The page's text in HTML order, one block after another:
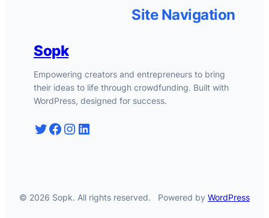
Sopk
Empowering creators and entrepreneurs to bring
their ideas to life through crowdfunding. Built with
WordPress, designed for success.
Twitter Facebook Instagram LinkedIn
Site Navigation
© 2026 Sopk. All rights reserved. Powered by WordPress